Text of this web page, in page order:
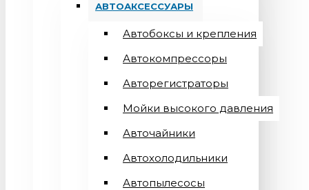
АВТОАКСЕССУАРЫ
Автобоксы и крепления
Автокомпрессоры
Авторегистраторы
Мойки высокого давления
Авточайники
Автохолодильники
Автопылесосы